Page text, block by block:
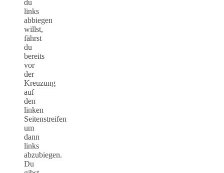
du
links
abbiegen
willst,
fährst
du
bereits
vor
der
Kreuzung
auf
den
linken
Seitenstreifen
um
dann
links
abzubiegen.
Du